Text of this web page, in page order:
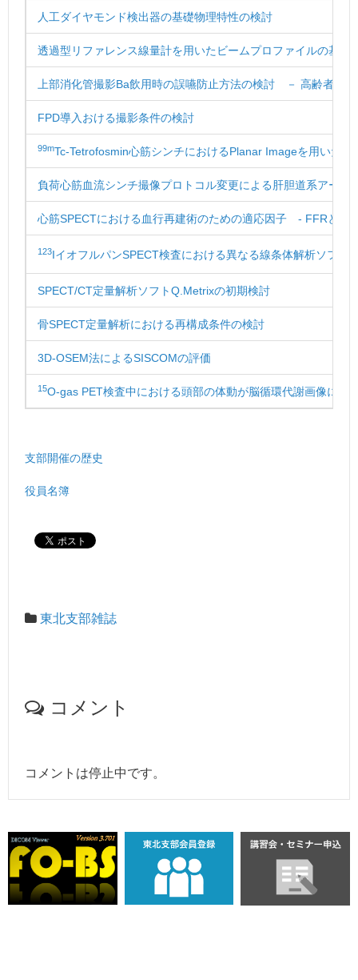
人工ダイヤモンド検出器の基礎物理特性の検討
透過型リファレンス線量計を用いたビームプロファイルの基礎
上部消化管撮影Ba飲用時の誤嚥防止方法の検討 － 高齢者の
FPD導入おける撮影条件の検討
99mTc-Tetrofosmin心筋シンチにおけるPlanar Imageを用いた
負荷心筋血流シンチ撮像プロトコル変更による肝胆道系アーチ
心筋SPECTにおける血行再建術のための適応因子 - FFRと
123IイオフルパンSPECT検査における異なる線条体解析ソフト
SPECT/CT定量解析ソフトQ.Metrixの初期検討
骨SPECT定量解析における再構成条件の検討
3D-OSEM法によるSISCOMの評価
15O-gas PET検査中における頭部の体動が脳循環代謝画像に与
支部開催の歴史
役員名簿
東北支部雑誌
コメント
コメントは停止中です。